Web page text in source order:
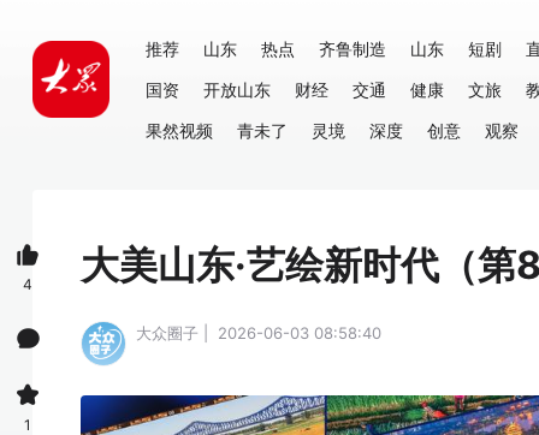
推荐 山东 热点 齐鲁制造 山东 短剧
国资
开放山东 财经 交通 健康 文旅
果然视频
青未了 灵境 深度 创意 观察
大美山东·艺绘新时代（第
大众圈子 | 2026-06-03 08:58:40
4
1